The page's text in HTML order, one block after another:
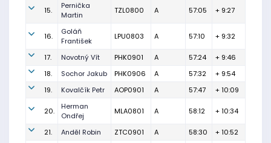
15.
Pernička
Martin
TZL0800 A 57:05 + 9:27
16.
Goláň
František
LPU0803 A 57:10 + 9:32
17. Novotný Vít PHK0901 A 57:24
+ 9:46
18.
Sochor Jakub PHK0906 A 57:32
+ 9:54
19.
Kovalčík Petr AOP0901 A 57:47 + 10:09
20.
Herman
Ondřej
MLA0801 A 58:12 + 10:34
21. Anděl Robin ZTC0901 A 58:30 + 10:52